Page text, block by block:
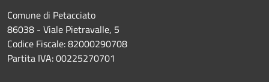
Comune di Petacciato
86038 - Viale Pietravalle, 5
Codice Fiscale: 82000290708
Partita IVA: 00225270701